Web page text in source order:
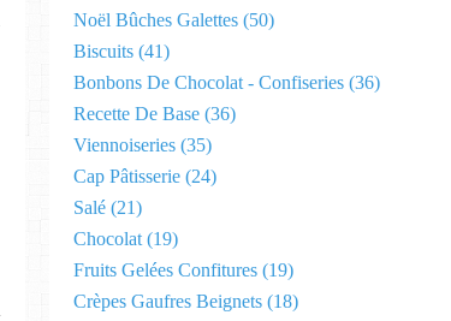
Noël Bûches Galettes (50)
Biscuits (41)
Bonbons De Chocolat - Confiseries (36)
Recette De Base (36)
Viennoiseries (35)
Cap Pâtisserie (24)
Salé (21)
Chocolat (19)
Fruits Gelées Confitures (19)
Crèpes Gaufres Beignets (18)